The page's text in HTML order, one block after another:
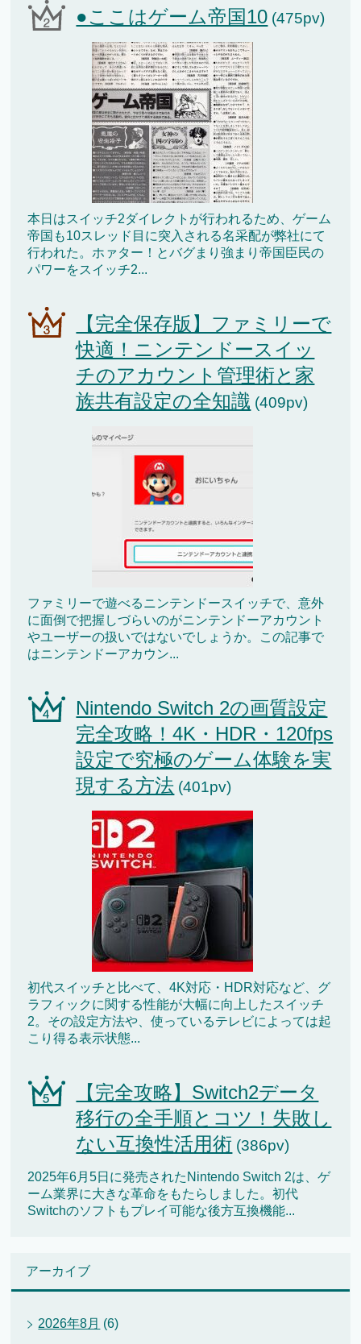
●ここはゲーム帝国10 (475pv)
本日はスイッチ2ダイレクトが行われるため、ゲーム
帝国も10スレッド目に突入される名采配が弊社にて
行われた。ホァター！とバグまり強まり帝国臣民の
パワーをスイッチ2...
【完全保存版】ファミリーで
快適！ニンテンドースイッ
チのアカウント管理術と家
族共有設定の全知識 (409pv)
ファミリーで遊べるニンテンドースイッチで、意外
に面倒で把握しづらいのがニンテンドーアカウント
やユーザーの扱いではないでしょうか。この記事で
はニンテンドーアカウン...
Nintendo Switch 2の画質設定
完全攻略！4K・HDR・120fps
設定で究極のゲーム体験を実
現する方法 (401pv)
初代スイッチと比べて、4K対応・HDR対応など、グ
ラフィックに関する性能が大幅に向上したスイッチ
2。その設定方法や、使っているテレビによっては起
こり得る表示状態...
【完全攻略】Switch2データ
移行の全手順とコツ！失敗し
ない互換性活用術 (386pv)
2025年6月5日に発売されたNintendo Switch 2は、ゲ
ーム業界に大きな革命をもたらしました。初代
Switchのソフトもプレイ可能な後方互換機能...
アーカイブ
2026年8月 (6)